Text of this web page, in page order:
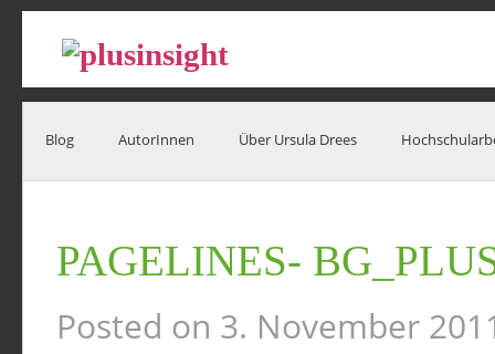
Blog AutorInnen Über Ursula Drees
PAGELINES-
Posted on 3. November